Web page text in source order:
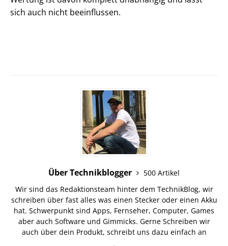
sich auch nicht beeinflussen.
Über Technikblogger
500 Artikel
Wir sind das Redaktionsteam hinter dem TechnikBlog, wir
schreiben über fast alles was einen Stecker oder einen Akku
hat. Schwerpunkt sind Apps, Fernseher, Computer, Games
aber auch Software und Gimmicks. Gerne Schreiben wir
auch über dein Produkt, schreibt uns dazu einfach an